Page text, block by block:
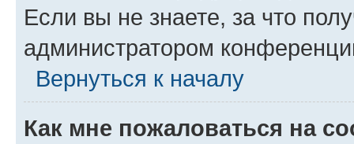
Если вы не знаете, за что
администратором
Вернуться к началу
Как мне пожаловаться на